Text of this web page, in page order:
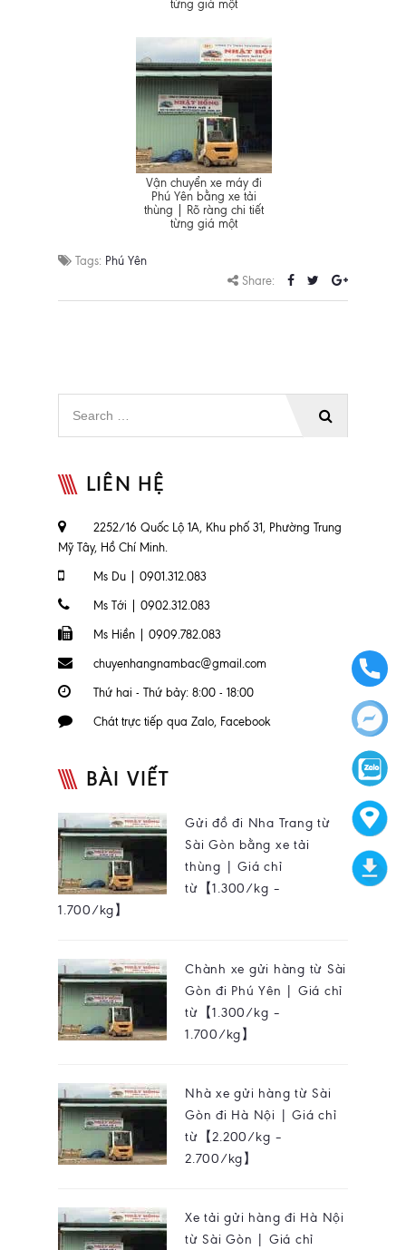
từng giá một
Vận chuyển xe máy đi
Phú Yên bằng xe tải
thùng | Rõ ràng chi tiết
từng giá một
Tags: Phú Yên
Share:
LIÊN HỆ
2252/16 Quốc Lộ 1A, Khu phố 31, Phường Trung
Mỹ Tây, Hồ Chí Minh.
Ms Du | 0901.312.083
Ms Tới | 0902.312.083
Ms Hiền | 0909.782.083
chuyenhangnambac@gmail.com
Thứ hai - Thứ bảy: 8:00 - 18:00
Chát trực tiếp qua Zalo, Facebook
BÀI VIẾT
Gửi đồ đi Nha Trang từ
Sài Gòn bằng xe tải
thùng | Giá chỉ
từ【1.300/kg –
1.700/kg】
Chành xe gửi hàng từ Sài
Gòn đi Phú Yên | Giá chỉ
từ【1.300/kg –
1.700/kg】
Nhà xe gửi hàng từ Sài
Gòn đi Hà Nội | Giá chỉ
từ【2.200/kg –
2.700/kg】
Xe tải gửi hàng đi Hà Nội
từ Sài Gòn | Giá chỉ